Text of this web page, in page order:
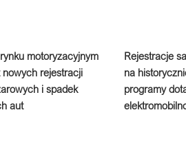
motoryzacyjnym
rejestracji
i spadek
aut
Rejestracje
na
programy